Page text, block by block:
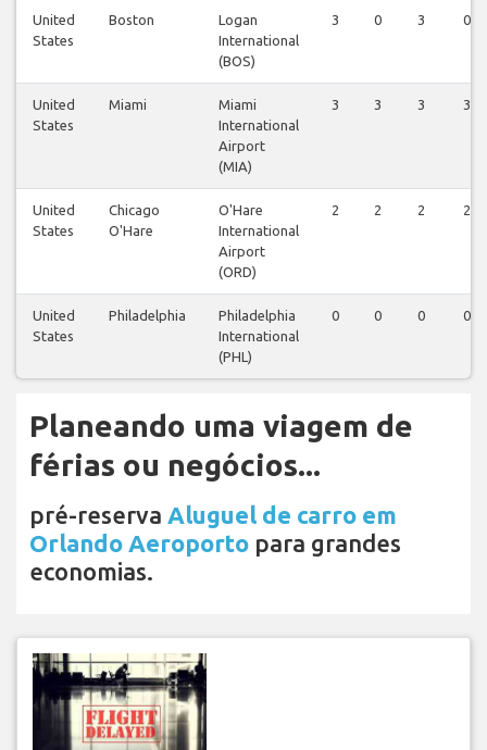
United
States
Boston
Logan
International
(BOS)
3 0 3 0
United
States
Miami
Miami
International
Airport
(MIA)
3 3 3 3
United
States
Chicago
O'Hare
O'Hare
International
Airport
(ORD)
2 2 2 2
United
States
Philadelphia
Philadelphia
International
(PHL)
0 0 0 0
Planeando uma viagem de
férias ou negócios...
pré-reserva Aluguel de carro em
Orlando Aeroporto para grandes
economias.